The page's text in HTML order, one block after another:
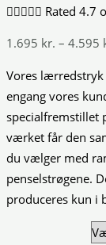
 Rated 4.7
1.695 kr. – 4.595
Vores lærredstryk
engang vores
specialfremstillet
værket får den
du vælger med
penselstrøgene.
produceres kun i